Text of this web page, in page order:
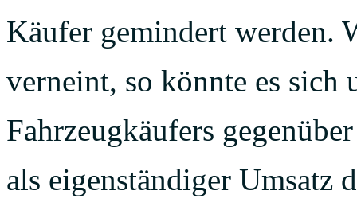
Käufer gemindert werden.
verneint, so könnte es sich
Fahrzeugkäufers
als eigenständiger Umsatz